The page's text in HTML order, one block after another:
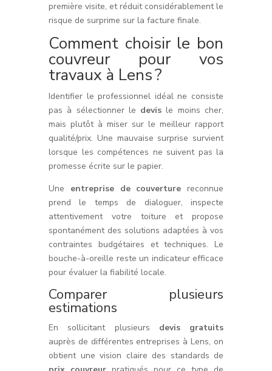
première visite, et réduit considérablement le
risque de surprime sur la facture finale.
Comment choisir le bon
couvreur pour vos
travaux à Lens ?
Identifier le professionnel idéal ne consiste
pas à sélectionner le devis le moins cher,
mais plutôt à miser sur le meilleur rapport
qualité/prix. Une mauvaise surprise survient
lorsque les compétences ne suivent pas la
promesse écrite sur le papier.
Une entreprise de couverture reconnue
prend le temps de dialoguer, inspecte
attentivement votre toiture et propose
spontanément des solutions adaptées à vos
contraintes budgétaires et techniques. Le
bouche-à-oreille reste un indicateur efficace
pour évaluer la fiabilité locale.
Comparer plusieurs
estimations
En sollicitant plusieurs devis gratuits
auprès de différentes entreprises à Lens, on
obtient une vision claire des standards de